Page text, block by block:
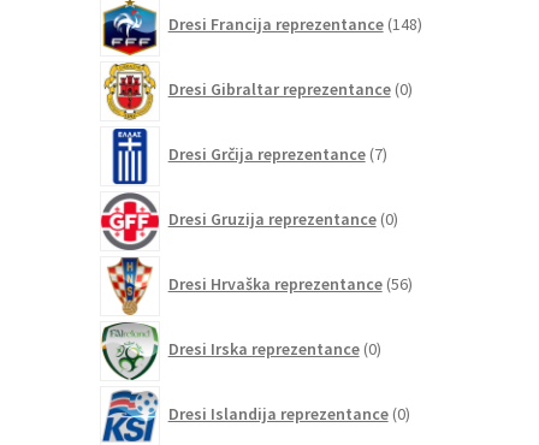
Dresi Francija reprezentance 148izdelkov
Dresi Gibraltar reprezentance 0izdelkov
Dresi Grčija reprezentance 7izdelkov
Dresi Gruzija reprezentance 0izdelkov
Dresi Hrvaška reprezentance 56izdelkov
Dresi Irska reprezentance 0izdelkov
Dresi Islandija reprezentance 0izdelkov